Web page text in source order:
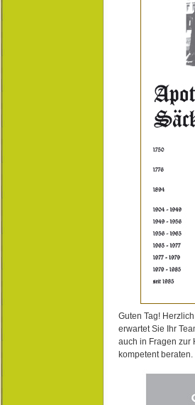
Guten Tag!
erwartet Sie Ihr
auch in Fragen zur
kompetent beraten.